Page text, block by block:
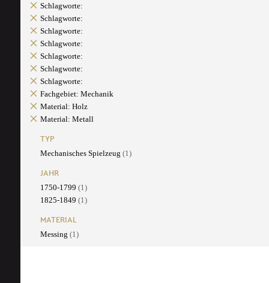
Schlagworte:
Schlagworte:
Schlagworte:
Schlagworte:
Schlagworte:
Schlagworte:
Schlagworte:
Fachgebiet: Mechanik
Material: Holz
Material: Metall
TYP
Mechanisches Spielzeug (1)
JAHR
1750-1799 (1)
1825-1849 (1)
MATERIAL
Messing (1)